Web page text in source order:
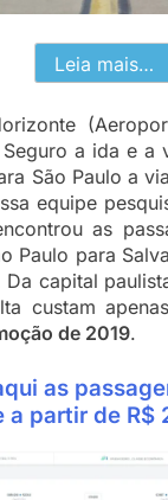
Leia mais…
a ida e a
São Paulo a
equipe
as
Paulo para
Da capital
custam
de 2019.
as
a partir de R$